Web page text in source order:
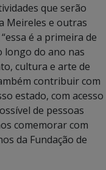
que serão
Meireles e outras
é a primeira de
longo do ano nas
cultura e arte de
contribuir com
estado, com acesso
de pessoas
comemorar com
da Fundação de